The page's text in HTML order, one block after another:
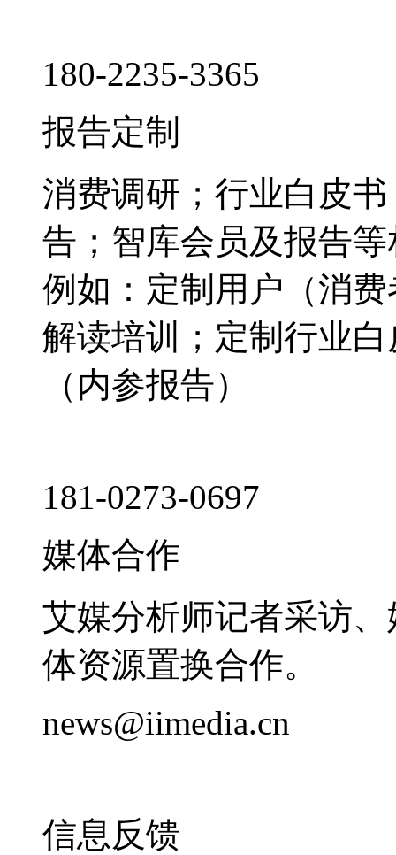
180-2235-3365
报告定制
消费调研；行业白皮
告；智库会员及报告
例如：定制用户（消
解读培训；定制行业
（内参报告）
181-0273-0697
媒体合作
艾媒分析师记者采访
体资源置换合作。
news@iimedia.cn
信息反馈